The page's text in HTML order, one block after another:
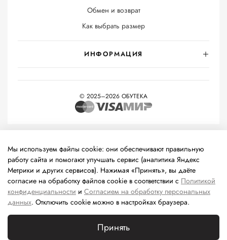
Обмен и возврат
Как выбрать размер
ИНФОРМАЦИЯ
© 2025–2026 ОБУТЕКА
технологии
(информационные технологии предоставления
информации на основе сбора, систематизации и анализа
сведений, относящихся к предпочтениям пользователей сети
«Интернет», находящихся на территории Российской
Федерации).
Мы используем файлы cookie: они обеспечивают правильную
работу сайта и помогают улучшать сервис (аналитика Яндекс
Метрики и других сервисов). Нажимая «Принять», вы даёте
согласие на обработку файлов cookie в соответствии с Политикой
конфиденциальности и Согласием на обработку персональных
данных. Отключить cookie можно в настройках браузера.
Принять